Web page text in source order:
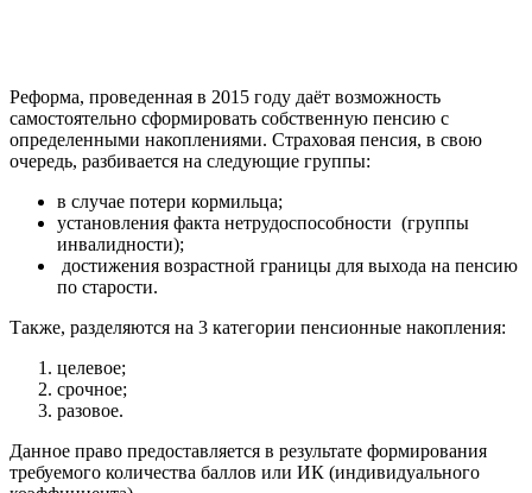
Реформа, проведенная в 2015 году даёт возможность
самостоятельно сформировать собственную пенсию с
определенными накоплениями. Страховая пенсия, в свою
очередь, разбивается на следующие группы:
в случае потери кормильца;
установления факта нетрудоспособности (группы
инвалидности);
достижения возрастной границы для выхода на пенсию
по старости.
Также, разделяются на 3 категории пенсионные накопления:
целевое;
срочное;
разовое.
Данное право предоставляется в результате формирования
требуемого количества баллов или ИК (индивидуального